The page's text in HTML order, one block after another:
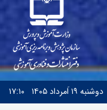
دوشنبه ۱۹ اَمرداد ۱۴۰۵ ۱۷:۱۰